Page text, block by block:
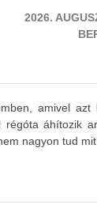
2026.
amivel
áhítozik
nagyon tud